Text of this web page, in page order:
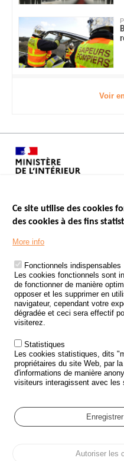
Voir
Menu
Footer
LES SITES PUBLICS
ÉTAT DE L’INSÉCURITÉ
TRAITEMENT DES DONNÉES
LA ROUTE
ETUDES ET RECHERCHES
APPEL À PROJETS
POLITIQUE DE SÉCURITÉ
Outils
AGENDA
GLOSSAIRE
Cookie settings
Protection des
Ce site utilise des cookies
des cookies à des fins
More info
Fonctionnels indispensables
Les cookies fonctionnels sont
de fonctionner de manière
opposer et les supprimer en
navigateur, cependant votre
dégradée et ceci sera effectif
visiterez.
Statistiques
Les cookies statistiques, dits
propriétaires du site Web, par
d'informations de manière
visiteurs interagissent avec les
Autoriser les